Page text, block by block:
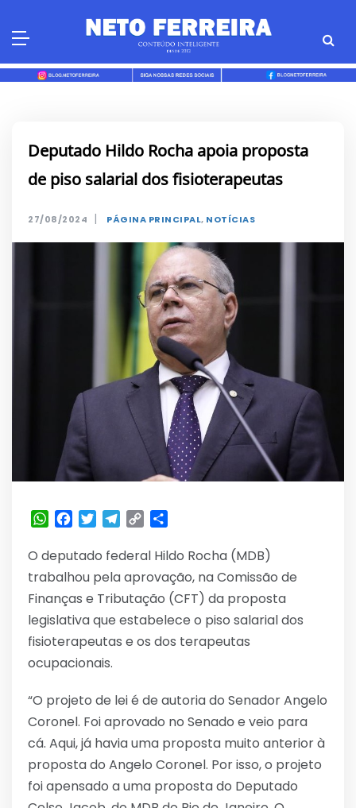
Deputado Hildo Rocha apoia proposta
de piso salarial dos fisioterapeutas
27/08/2024 | PÁGINA PRINCIPAL, NOTÍCIAS
WhatsApp
Facebook
TwitterTelegram
Copy
O deputado federal Hildo Rocha (MDB)
trabalhou pela aprovação, na Comissão de
Finanças e Tributação (CFT) da proposta
legislativa que estabelece o piso salarial dos
fisioterapeutas e os dos terapeutas
ocupacionais.
“O projeto de lei é de autoria do Senador Angelo
Coronel. Foi aprovado no Senado e veio para
cá. Aqui, já havia uma proposta muito anterior à
proposta do Angelo Coronel. Por isso, o projeto
foi apensado a uma proposta do Deputado